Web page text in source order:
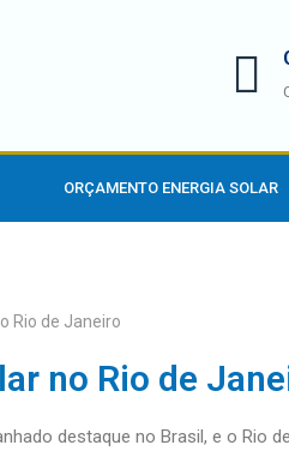
ORÇAMENTO ENERGIA SOLAR
Rio de Janeiro
no Rio de
destaque no Brasil, e o Rio